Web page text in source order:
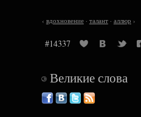
‹ вдохновение· талант· аллюр ›
#14337
©Великие слова